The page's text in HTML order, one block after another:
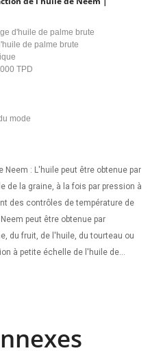
de réaliser de bons bénéfices
tout ce que vous
de fraiseuses. Vous en aurez
les graines de palmiste en huile
de palmiers à huile en Afrique. La
de l’huile de palme est la
pour produire des fruits de
sauvages de palmiers à
grandes propriétés.
d'huile de palme brute
de palme brute
TPD
mode
: L'huile peut être obtenue par
de la graine, à la fois par pression à
des contrôles de température de
peut être obtenue par
du fruit, de l'huile, du tourteau ou
à petite échelle de l'huile de
et l'agriculture Numéro 148 du
FAO, Organisation pour
l'alimentation et l'agriculture